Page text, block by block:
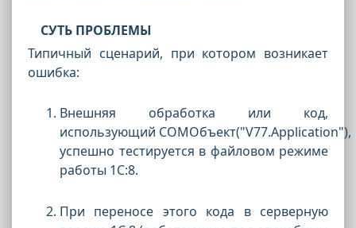
СУТЬ ПРОБЛЕМЫ
Типичный сценарий, при котором возникает
ошибка:
Внешняя обработка или код,
использующий COMОбъект("V77.Application"),
успешно тестируется в файловом режиме
работы 1С:8.
При переносе этого кода в серверную